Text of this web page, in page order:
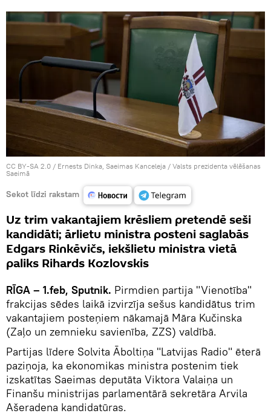
CC BY-SA 2.0 / Ernests Dinka, Saeimas Kanceleja / Valsts prezidenta vēlēšanas
Saeimā
Sekot līdzi rakstam
Uz trim vakantajiem krēsliem pretendē seši
kandidāti; ārlietu ministra posteni saglabās
Edgars Rinkēvičs, iekšlietu ministra vietā
paliks Rihards Kozlovskis
RĪGA – 1.feb, Sputnik. Pirmdien partija "Vienotība"
frakcijas sēdes laikā izvirzīja sešus kandidātus trim
vakantajiem posteņiem nākamajā Māra Kučinska
(Zaļo un zemnieku savienība, ZZS) valdībā.
Partijas līdere Solvita Āboltiņa "Latvijas Radio" ēterā
paziņoja, ka ekonomikas ministra postenim tiek
izskatītas Saeimas deputāta Viktora Valaiņa un
Finanšu ministrijas parlamentārā sekretāra Arvila
Ašeradena kandidatūras.